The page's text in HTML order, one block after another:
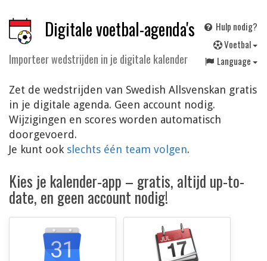
Digitale voetbal-agenda's
Importeer wedstrijden in je digitale kalender
Hulp nodig?
Voetbal
Language
Zet de wedstrijden van Swedish Allsvenskan gratis
in je digitale agenda. Geen account nodig.
Wijzigingen en scores worden automatisch
doorgevoerd.
Je kunt ook slechts één team volgen.
Kies je kalender-app – gratis, altijd up-to-
date, en geen account nodig!